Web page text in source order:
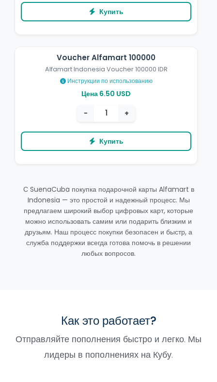
Купить
Voucher Alfamart 100000
Alfamart Indonesia Voucher 100000 IDR
Инструкции по использованию
Цена 6.50 USD
−
+
Купить
С SuenaCuba покупка подарочной карты Alfamart в
Indonesia — это простой и надежный процесс. Мы
предлагаем широкий выбор цифровых карт, которые
можно использовать самим или подарить близким и
друзьям. Наш процесс покупки безопасен и быстр, а
служба поддержки всегда готова помочь в решении
любых вопросов.
Как это работает?
Отправляйте пополнения быстро и легко. Мы
лидеры в пополнениях на Кубу.